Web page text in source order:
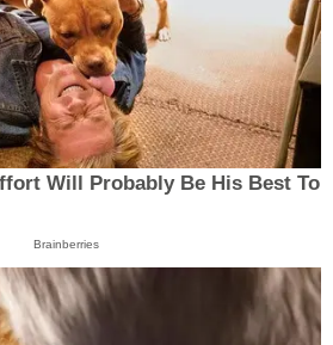
Will Probably Be His Best To
Brainberries